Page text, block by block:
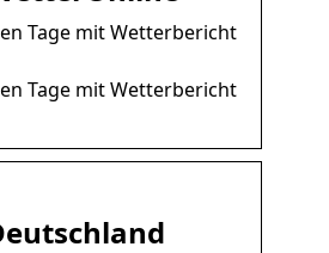
Tage mit Wetterbericht
Tage mit Wetterbericht